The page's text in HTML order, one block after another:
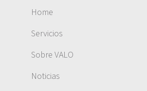
Home
Servicios
Sobre VALO
Noticias